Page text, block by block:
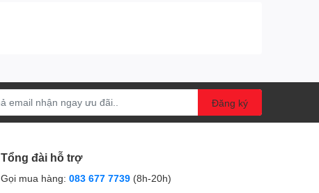
Đăng ký
Tổng đài hỗ trợ
Gọi mua hàng: 083 677 7739 (8h-20h)